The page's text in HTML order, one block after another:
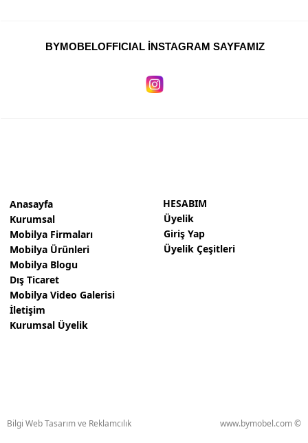
BYMOBELOFFICIAL İNSTAGRAM SAYFAMIZ
Anasayfa
Kurumsal
Mobilya Firmaları
Mobilya Ürünleri
Mobilya Blogu
Dış Ticaret
Mobilya Video Galerisi
İletişim
Kurumsal Üyelik
HESABIM
Üyelik
Giriş Yap
Üyelik Çeşitleri
Bilgi Web Tasarım ve Reklamcılık www.bymobel.com ©